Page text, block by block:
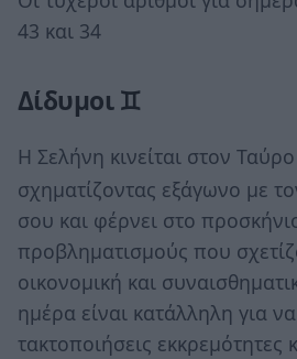
43 και 34
Δίδυμοι ♊
Η Σελήνη κινείται στον
σχηματίζοντας εξάγωνο με
σου και φέρνει στο
προβληματισμούς που
οικονομική και
ημέρα είναι κατάλληλη για
τακτοποιήσεις εκκρεμότητες